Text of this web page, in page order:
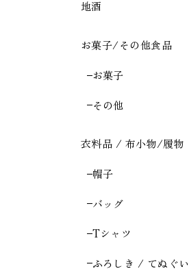
地酒
お菓子/その他食品
お菓子
その他
衣料品 / 布小物/履物
帽子
バッグ
Tシャツ
ふろしき / てぬぐい